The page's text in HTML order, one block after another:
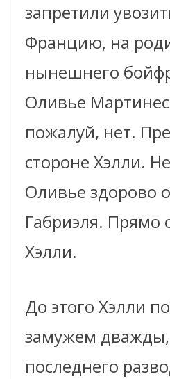
запретили
Францию, на
нынешнего
Оливье
пожалуй, нет.
стороне Хэлли.
Оливье здорово
Габриэля. Прямо
Хэлли.
До этого Хэлли
замужем дважды,
последнего